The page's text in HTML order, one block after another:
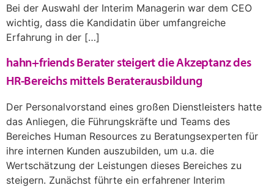
Bei der Auswahl der Interim Managerin war dem CEO
wichtig, dass die Kandidatin über umfangreiche
Erfahrung in der […]
hahn+friends Berater steigert die Akzeptanz des
HR-Bereichs mittels Beraterausbildung
Der Personalvorstand eines großen Dienstleisters hatte
das Anliegen, die Führungskräfte und Teams des
Bereiches Human Resources zu Beratungsexperten für
ihre internen Kunden auszubilden, um u.a. die
Wertschätzung der Leistungen dieses Bereiches zu
steigern. Zunächst führte ein erfahrener Interim